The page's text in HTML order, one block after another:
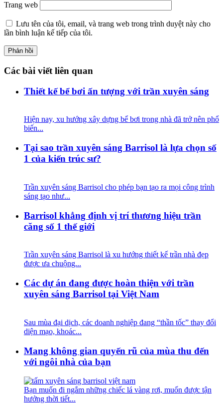
Trang web
Lưu tên của tôi, email, và trang web trong trình duyệt này cho
lần bình luận kế tiếp của tôi.
Các bài viết liên quan
Thiết kế bể bơi ấn tượng với trần xuyên sáng
Hiện nay, xu hướng xây dựng bể bơi trong nhà đã trở nên phổ
biến...
Tại sao trần xuyên sáng Barrisol là lựa chọn số
1 của kiến trúc sư?
Trần xuyên sáng Barrisol cho phép bạn tạo ra mọi công trình
sáng tạo như...
Barrisol khẳng định vị trí thương hiệu trần
căng số 1 thế giới
Trần xuyên sáng Barrisol là xu hướng thiết kế trần nhà đẹp
được ưa chuộng...
Các dự án đang được hoàn thiện với trần
xuyên sáng Barrisol tại Việt Nam
Sau mùa đại dịch, các doanh nghiệp đang “thần tốc” thay đổi
diện mạo, khoác...
Mang không gian quyến rũ của mùa thu đến
với ngôi nhà của bạn
Bạn muốn đi ngắm những chiếc lá vàng rơi, muốn được tận
hưởng thời tiết...